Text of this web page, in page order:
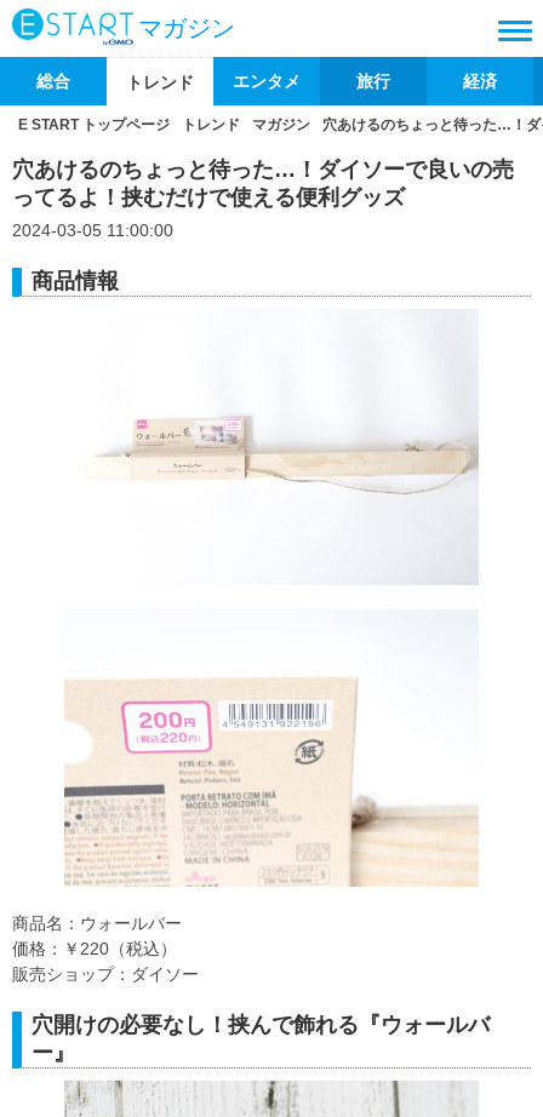
マガジン
総合 トレンド エンタメ 旅行 経済
E START トップページ トレンド マガジン 穴あけるのちょっと待った…！
穴あけるのちょっと待った…！ダイソーで良いの売
ってるよ！挟むだけで使える便利グッズ
2024-03-05 11:00:00
商品情報
商品名：ウォールバー
価格：￥220（税込）
販売ショップ：ダイソー
穴開けの必要なし！挟んで飾れる『ウォールバ
ー』